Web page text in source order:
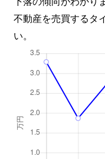
不動産を売買するタ
い。